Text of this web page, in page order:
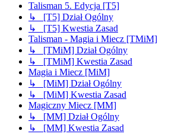
Talisman 5. Edycja [T5]
↳ [T5] Dział Ogólny
↳ [T5] Kwestia Zasad
Talisman - Magia i Miecz [TMiM]
↳ [TMiM] Dział Ogólny
↳ [TMiM] Kwestia Zasad
Magia i Miecz [MiM]
↳ [MiM] Dział Ogólny
↳ [MiM] Kwestia Zasad
Magiczny Miecz [MM]
↳ [MM] Dział Ogólny
↳ [MM] Kwestia Zasad